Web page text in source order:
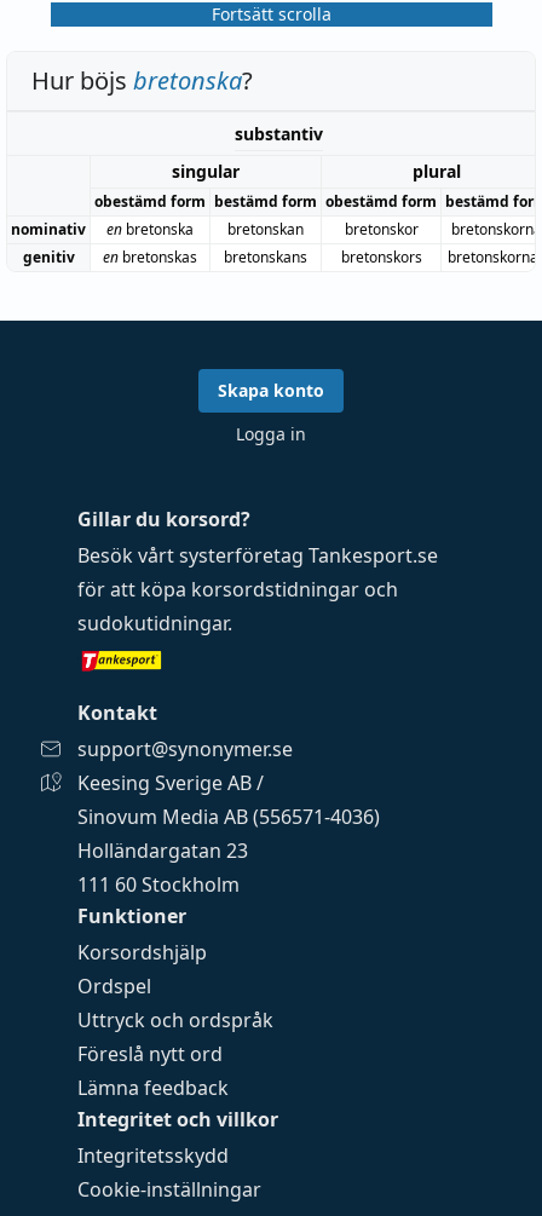
Fortsätt scrolla
Hur böjs bretonska?
substantiv
singular
plural
obestämd form bestämd form obestämd form bestämd
nominativ
en bretonska bretonskan bretonskor
bretonskorna
genitiv
en bretonskas bretonskans bretonskors
Funktioner
Korsordshjälp
Ordspel
Uttryck och ordspråk
Föreslå nytt ord
Lämna feedback
Integritet och villkor
Integritetsskydd
Cookie-inställningar
Gillar du korsord?
Besök vårt systerföretag Tankesport.se
för att köpa korsordstidningar och
sudokutidningar.
Kontakt
support@synonymer.se
Keesing Sverige AB /
Sinovum Media AB (556571-4036)
Holländargatan 23
111 60 Stockholm
Skapa konto
Logga in